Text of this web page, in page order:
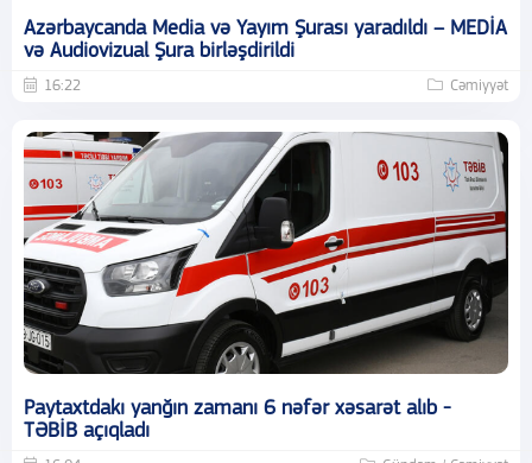
Azərbaycanda Media və Yayım Şurası yaradıldı – MEDİA
və Audiovizual Şura birləşdirildi
16:22 Cəmiyyət
Paytaxtdakı yanğın zamanı 6 nəfər xəsarət alıb -
TƏBİB açıqladı